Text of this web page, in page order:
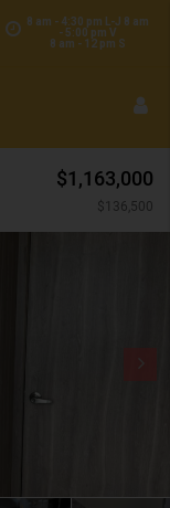
8 am - 4:30 pm L-J 8 am
- 5:00 pm V
8 am - 12 pm S
$1,163,000
$136,500